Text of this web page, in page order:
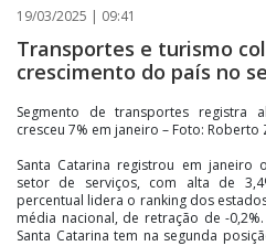
19/03/2025 | 09:41
Transportes e turismo
crescimento do país no
Segmento de transportes registra
cresceu 7% em janeiro – Foto: Roberto
Santa Catarina registrou em
setor de serviços, com alta de
percentual lidera o ranking dos
média nacional, de retração de -
Santa Catarina tem na segunda